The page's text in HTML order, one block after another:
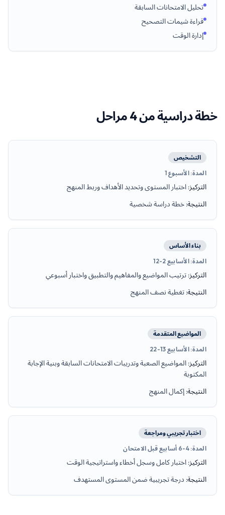
تحليل الامتحانات السابقة
قراءة شيمات التصحيح
إدارة الوقت
خطة دراسية من 4 مراحل
التشخيص
المدة:الأسبوع 1
التركيز: اختبار المستوى وتحديد الأهداف وربط المنهج
النتيجة: خطة دراسة شخصية
بناء الأساس
المدة:الأسابيع 2-12
التركيز: ترتيب المواضيع والمفاهيم والتطبيق واختبار أسبوعي
النتيجة: تغطية نصف المنهج
المواضيع المتقدمة
المدة:الأسابيع 13-22
التركيز: المواضيع الصعبة وتدريبات الامتحانات السابقة وبنية الإجابة
المكتوبة
النتيجة: إكمال المنهج
اختبار تجريبي ومراجعة
المدة:4-6 أسابيع قبل الامتحان
التركيز: اختبار كامل وسجل أخطاء واستراتيجية الوقت
النتيجة: درجة تجريبية ضمن المستوى المستهدف